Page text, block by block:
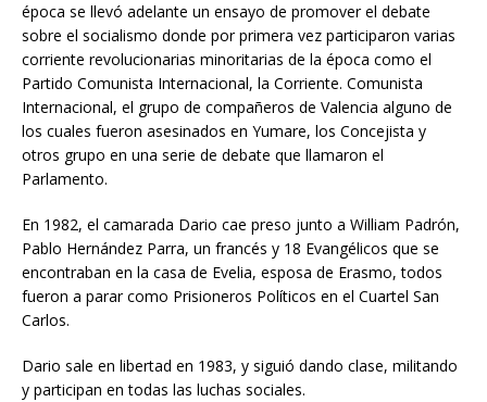
época se llevó adelante un ensayo de promover el debate
sobre el socialismo donde por primera vez participaron varias
corriente revolucionarias minoritarias de la época como el
Partido Comunista Internacional, la Corriente. Comunista
Internacional, el grupo de compañeros de Valencia alguno de
los cuales fueron asesinados en Yumare, los Concejista y
otros grupo en una serie de debate que llamaron el
Parlamento.
En 1982, el camarada Dario cae preso junto a William Padrón,
Pablo Hernández Parra, un francés y 18 Evangélicos que se
encontraban en la casa de Evelia, esposa de Erasmo, todos
fueron a parar como Prisioneros Políticos en el Cuartel San
Carlos.
Dario sale en libertad en 1983, y siguió dando clase, militando
y participan en todas las luchas sociales.